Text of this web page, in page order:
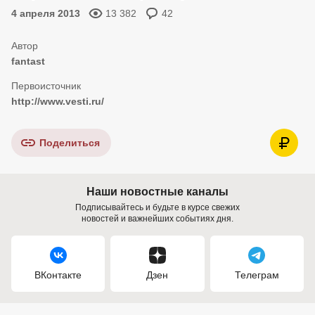
4 апреля 2013 13 382 42
fantast
http://www.vesti.ru/
Поделиться
Наши новостные каналы
Подписывайтесь и будьте в курсе свежих
новостей и важнейших событиях дня.
ВКонтакте Дзен Телеграм